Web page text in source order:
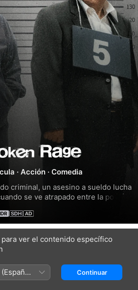
· Acción · Comedia
criminal, un asesino a sueldo lucha
se ve atrapado entre la policía
ver el contenido específico
Continuar